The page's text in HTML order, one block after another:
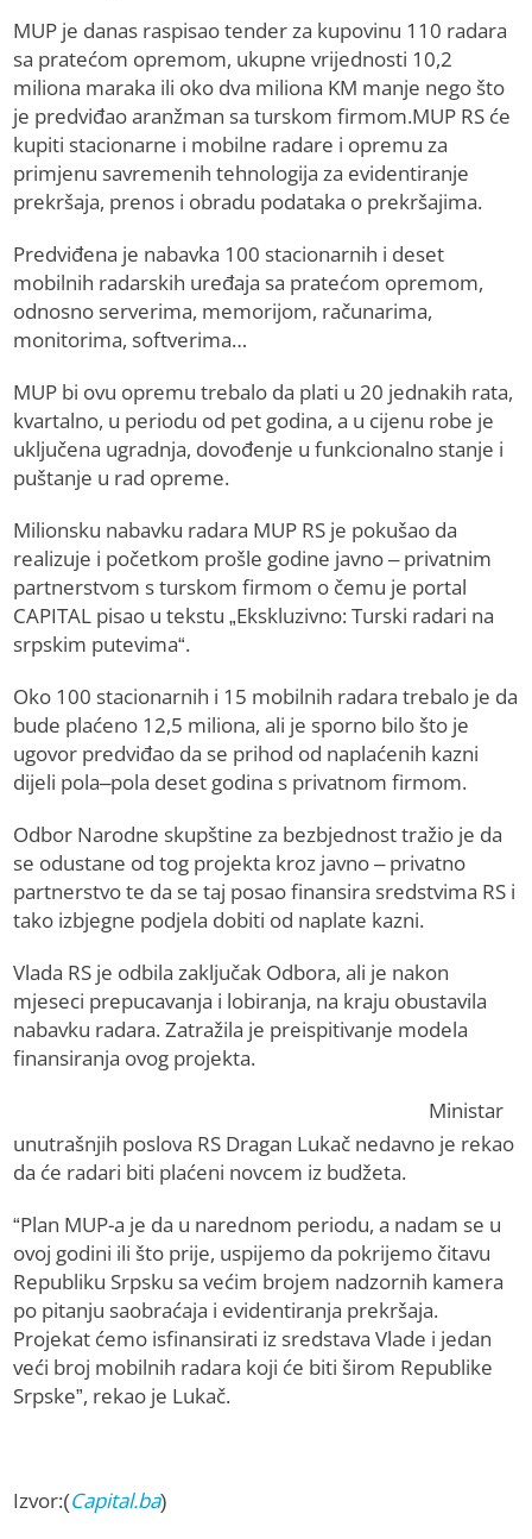
MUP je danas raspisao tender za kupovinu 110 radara
sa pratećom opremom, ukupne vrijednosti 10,2
miliona maraka ili oko dva miliona KM manje nego što
je predviđao aranžman sa turskom firmom.MUP RS će
kupiti stacionarne i mobilne radare i opremu za
primjenu savremenih tehnologija za evidentiranje
prekršaja, prenos i obradu podataka o prekršajima.
Predviđena je nabavka 100 stacionarnih i deset
mobilnih radarskih uređaja sa pratećom opremom,
odnosno serverima, memorijom, računarima,
monitorima, softverima…
MUP bi ovu opremu trebalo da plati u 20 jednakih rata,
kvartalno, u periodu od pet godina, a u cijenu robe je
uključena ugradnja, dovođenje u funkcionalno stanje i
puštanje u rad opreme.
Milionsku nabavku radara MUP RS je pokušao da
realizuje i početkom prošle godine javno – privatnim
partnerstvom s turskom firmom o čemu je portal
CAPITAL pisao u tekstu „Ekskluzivno: Turski radari na
srpskim putevima“.
Oko 100 stacionarnih i 15 mobilnih radara trebalo je da
bude plaćeno 12,5 miliona, ali je sporno bilo što je
ugovor predviđao da se prihod od naplaćenih kazni
dijeli pola–pola deset godina s privatnom firmom.
Odbor Narodne skupštine za bezbjednost tražio je da
se odustane od tog projekta kroz javno – privatno
partnerstvo te da se taj posao finansira sredstvima RS i
tako izbjegne podjela dobiti od naplate kazni.
Vlada RS je odbila zaključak Odbora, ali je nakon
mjeseci prepucavanja i lobiranja, na kraju obustavila
nabavku radara. Zatražila je preispitivanje modela
finansiranja ovog projekta.
Ministar
unutrašnjih poslova RS Dragan Lukač nedavno je rekao
da će radari biti plaćeni novcem iz budžeta.
“Plan MUP-a je da u narednom periodu, a nadam se u
ovoj godini ili što prije, uspijemo da pokrijemo čitavu
Republiku Srpsku sa većim brojem nadzornih kamera
po pitanju saobraćaja i evidentiranja prekršaja.
Projekat ćemo isfinansirati iz sredstava Vlade i jedan
veći broj mobilnih radara koji će biti širom Republike
Srpske”, rekao je Lukač.
Izvor:(Capital.ba)